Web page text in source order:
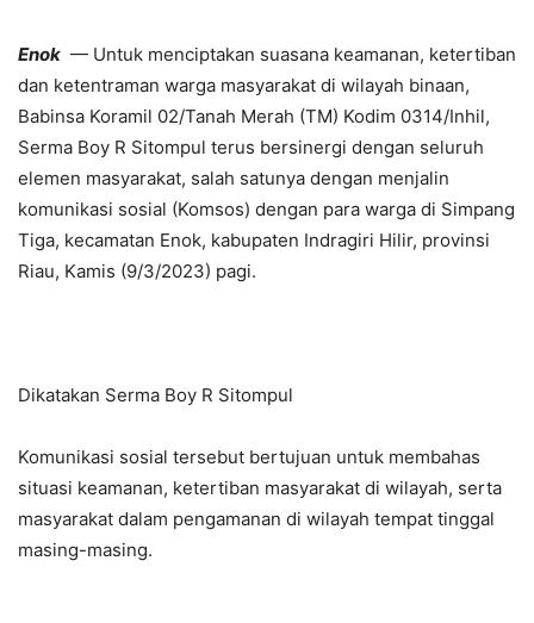
Enok — Untuk menciptakan suasana keamanan, ketertiban
dan ketentraman warga masyarakat di wilayah binaan,
Babinsa Koramil 02/Tanah Merah (TM) Kodim 0314/Inhil,
Serma Boy R Sitompul terus bersinergi dengan seluruh
elemen masyarakat, salah satunya dengan menjalin
komunikasi sosial (Komsos) dengan para warga di Simpang
Tiga, kecamatan Enok, kabupaten Indragiri Hilir, provinsi
Riau, Kamis (9/3/2023) pagi.
Dikatakan Serma Boy R Sitompul
Komunikasi sosial tersebut bertujuan untuk membahas
situasi keamanan, ketertiban masyarakat di wilayah, serta
masyarakat dalam pengamanan di wilayah tempat tinggal
masing-masing.